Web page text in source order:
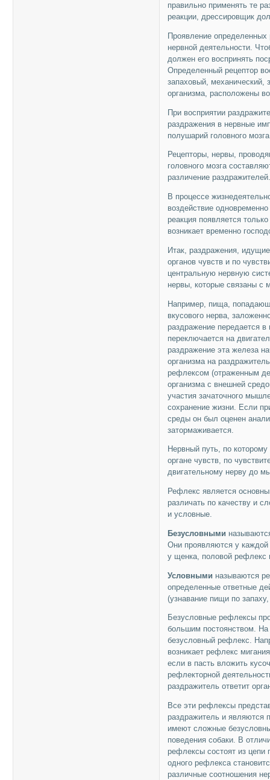
правильно применять те
реакции, дрессировщик
Проявление
нервной деятельности.
должен его воспринять
Определенный рецептор
запаховый, механический,
организма, расположены
При восприятии
раздражения в нервные
полушарий головного
Рецепторы, нервы,
головного мозга
различение
В процессе
воздействие
реакция появляется
возникает временно
Итак, раздражения,
органов чувств и по
центральную нервную
нервы, которые связаны
Например, пища,
вкусового нерва,
раздражение передается
переключается на
раздражение эта железа
организма на
рефлексом (отраженным
организма с внешней
участия зачаточного
сохранение жизни. Если
среды он был оценен
затормаживается.
Нервный путь, по
органе чувств, по
двигательному нерву до
Рефлекс является
различать по качеству и
и условные.
Безусловными
Они проявляются у
у щенка, половой рефлекс
Условными называются
определенные ответные
(узнавание пищи по
Безусловные рефлексы
большим постоянством.
безусловный рефлекс.
возникает рефлекс
если в пасть вложить
рефлекторной
раздражитель ответит
Все эти рефлексы
раздражитель и являются
имеют сложные
поведения собаки. В
рефлексы состоят из цепи
одного рефлекса
различные соотношения